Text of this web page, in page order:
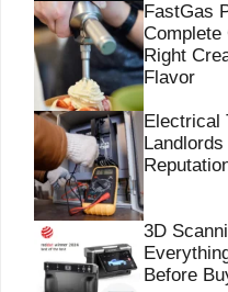
FastGas
Complete
Right
Flavor
Electrical
3D
Before